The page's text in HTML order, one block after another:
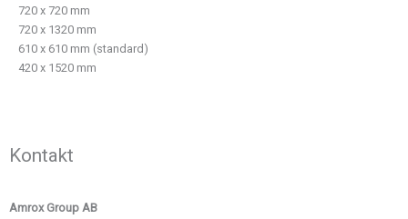
720 x 720 mm
720 x 1320 mm
610 x 610 mm (standard)
420 x 1520 mm
Kontakt
Amrox Group AB